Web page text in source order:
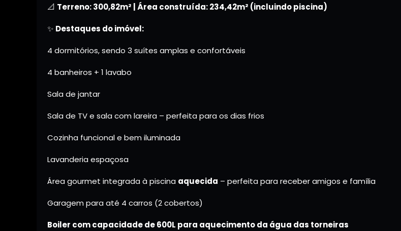
📐 Terreno: 300,82m² | Área construída: 234,42m² (incluindo piscina)
✨ Destaques do imóvel:
4 dormitórios, sendo 3 suítes amplas e confortáveis
4 banheiros + 1 lavabo
Sala de jantar
Sala de TV e sala com lareira – perfeita para os dias frios
Cozinha funcional e bem iluminada
Lavanderia espaçosa
Área gourmet integrada à piscina aquecida – perfeita para receber amigos e família
Garagem para até 4 carros (2 cobertos)
Boiler com capacidade de 600L para aquecimento da água das torneiras